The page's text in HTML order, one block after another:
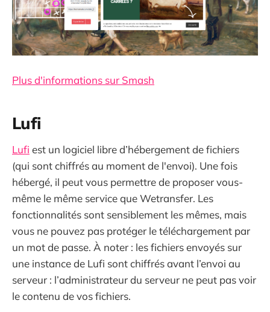
Plus d'informations sur Smash
Lufi
Lufi est un logiciel libre d’hébergement de fichiers
(qui sont chiffrés au moment de l'envoi). Une fois
hébergé, il peut vous permettre de proposer vous-
même le même service que Wetransfer. Les
fonctionnalités sont sensiblement les mêmes, mais
vous ne pouvez pas protéger le téléchargement par
un mot de passe. À noter : les fichiers envoyés sur
une instance de Lufi sont chiffrés avant l’envoi au
serveur : l’administrateur du serveur ne peut pas voir
le contenu de vos fichiers.